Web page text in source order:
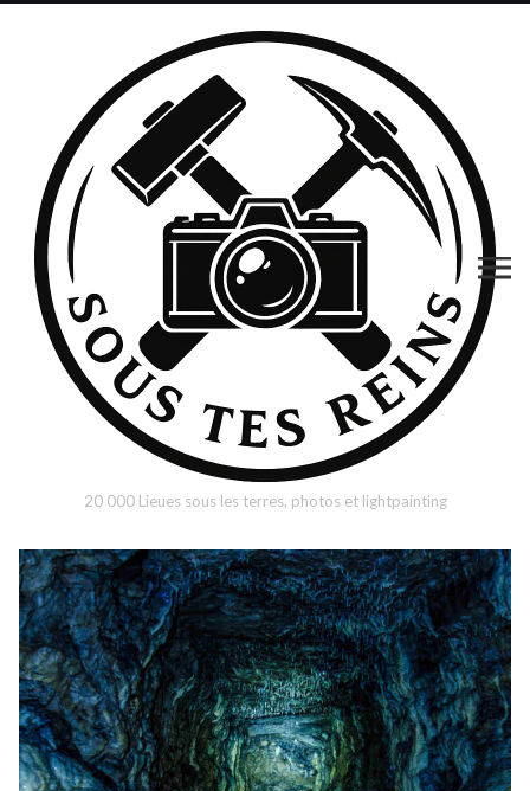
20 000 Lieues sous les terres, photos et lightpainting